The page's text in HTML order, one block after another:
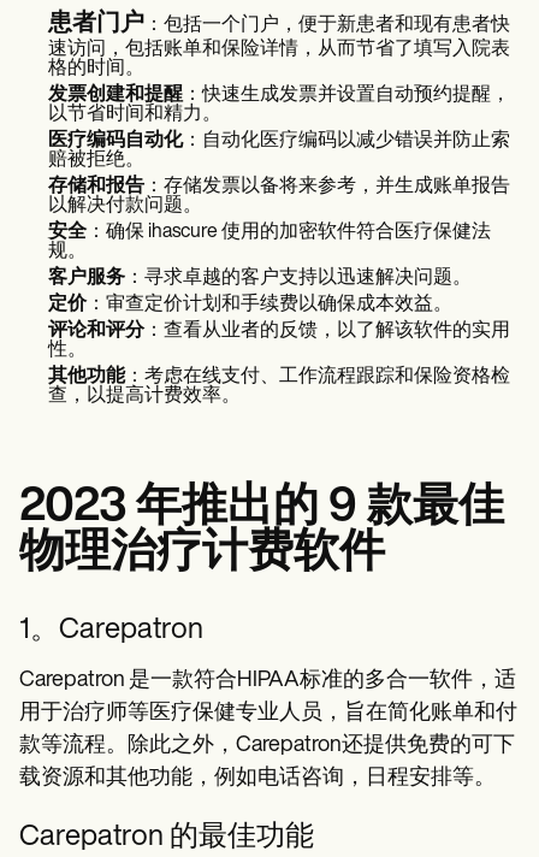
患者门户 ：包括一个门户，便于新患者和现有患者快
速访问，包括账单和保险详情，从而节省了填写入院表
格的时间。
发票创建和提醒 ：快速生成发票并设置自动预约提醒，
以节省时间和精力。
医疗编码自动化：自动化医疗编码以减少错误并防止索
赔被拒绝。
存储和报告 ：存储发票以备将来参考，并生成账单报告
以解决付款问题。
安全 ：确保 ihascure 使用的加密软件符合医疗保健法
规。
客户服务 ：寻求卓越的客户支持以迅速解决问题。
定价：审查定价计划和手续费以确保成本效益。
评论和评分：查看从业者的反馈，以了解该软件的实用
性。
其他功能：考虑在线支付、工作流程跟踪和保险资格检
查，以提高计费效率。
2023 年推出的 9 款最佳
物理治疗计费软件
1。Carepatron
Carepatron 是一款符合HIPAA标准的多合一软件，适
用于治疗师等医疗保健专业人员，旨在简化账单和付
款等流程。除此之外，Carepatron还提供免费的可下
载资源和其他功能，例如电话咨询，日程安排等。
Carepatron 的最佳功能